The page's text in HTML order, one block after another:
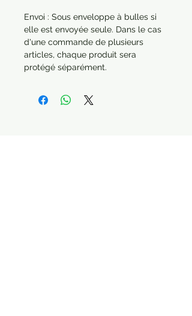
Envoi : Sous enveloppe à bulles si
elle est envoyée seule. Dans le cas
d'une commande de plusieurs
articles, chaque produit sera
protégé séparément.